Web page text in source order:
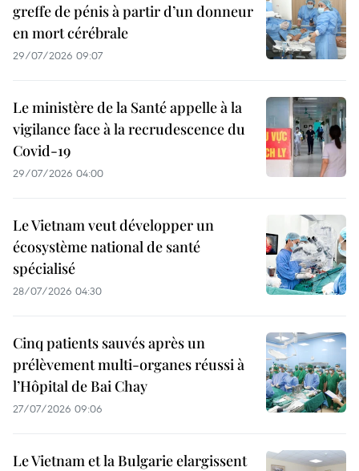
greffe de pénis à partir d’un donneur
en mort cérébrale
29/07/2026 09:07
Le ministère de la Santé appelle à la
vigilance face à la recrudescence du
Covid-19
29/07/2026 04:00
Le Vietnam veut développer un
écosystème national de santé
spécialisé
28/07/2026 04:30
Cinq patients sauvés après un
prélèvement multi-organes réussi à
l’Hôpital de Bai Chay
27/07/2026 09:06
Le Vietnam et la Bulgarie elargissent